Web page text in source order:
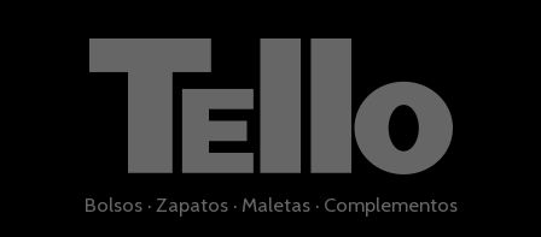
Bolsos· Zapatos· Maletas· Complementos